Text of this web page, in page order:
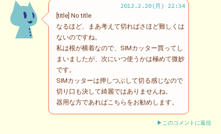
2012.2.20(月) 22:34
[title] No title
なるほど、まあ考えて切ればさほど難しくは
ないのですね。
私は根が横着なので、SIMカッター買ってし
まいましたが、次にいつ使うかは極めて微妙
です。
SIMカッターは押しつぶして切る感じなので
切り口も決して綺麗ではありませんね。
器用な方であればこちらをお勧めします。
▶このコメントに返信